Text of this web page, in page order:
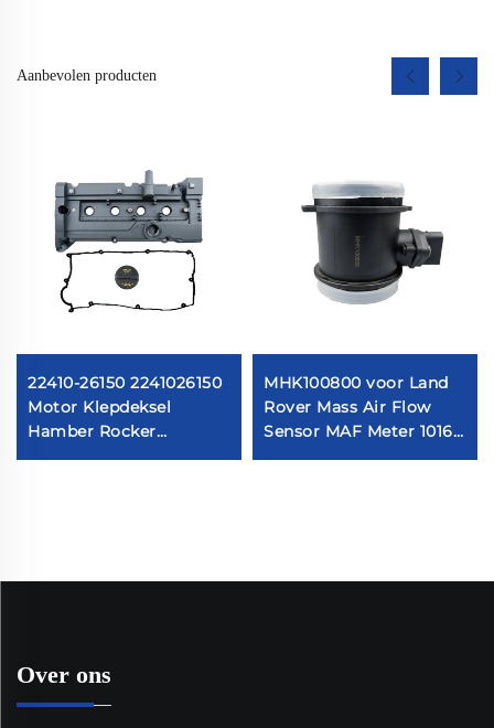
Aanbevolen producten
22410-26150 2241026150
Motor Klepdeksel
Hamber Rocker
MHK100800 voor Land
Rover Mass Air Flow
Sensor MAF Meter 10163
Over ons